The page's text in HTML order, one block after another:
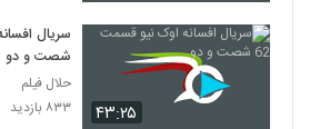
۴۳:۲۵
شصت و دو
حلال فیلم
۸۳۳ بازدید